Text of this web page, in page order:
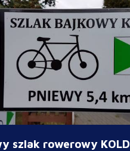
szlak rowerowy KOLD